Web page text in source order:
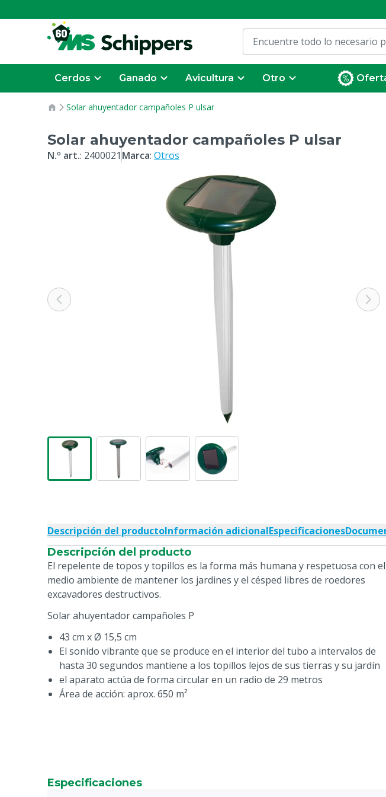
Cerdos Ganado Avicultura Otro
Solar ahuyentador campañoles P ulsar
Solar ahuyentador campañoles P ulsar
N.º art.: 2400021 Marca: Otros
Descripción del productoInformación adicionalEspecificaciones
Descripción del producto
El repelente de topos y topillos es la forma más humana y respetuosa con el
medio ambiente de mantener los jardines y el césped libres de roedores
excavadores destructivos.
Solar ahuyentador campañoles P
43 cm x Ø 15,5 cm
El sonido vibrante que se produce en el interior del tubo a intervalos de
hasta 30 segundos mantiene a los topillos lejos de sus tierras y su jardín
el aparato actúa de forma circular en un radio de 29 metros
Área de acción: aprox. 650 m²
Especificaciones